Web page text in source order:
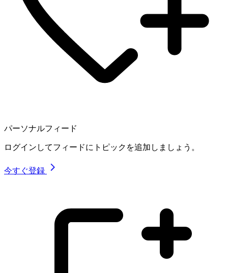
パーソナルフィード
ログインしてフィードにトピックを追加しましょう。
今すぐ登録